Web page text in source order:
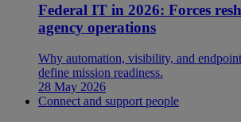
Federal IT in 2026: Forces
agency operations
Why automation, visibility, and
define mission readiness.
28 May 2026
Connect and support people